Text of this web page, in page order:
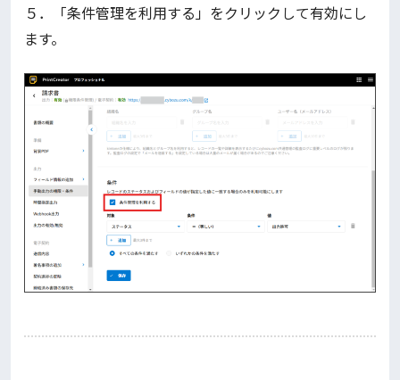
５．「条件管理を利用する」をクリックして有効にし
ます。